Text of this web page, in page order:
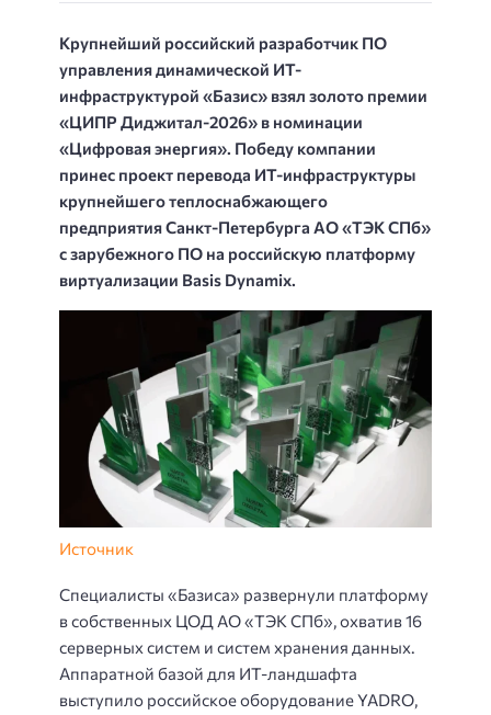
Крупнейший российский разработчик ПО
управления динамической ИТ-
инфраструктурой «Базис» взял золото премии
«ЦИПР Диджитал-2026» в номинации
«Цифровая энергия». Победу компании
принес проект перевода ИТ-инфраструктуры
крупнейшего теплоснабжающего
предприятия Санкт-Петербурга АО «ТЭК СПб»
с зарубежного ПО на российскую платформу
виртуализации Basis Dynamix.
Источник
Специалисты «Базиса» развернули платформу
в собственных ЦОД АО «ТЭК СПб», охватив 16
серверных систем и систем хранения данных.
Аппаратной базой для ИТ-ландшафта
выступило российское оборудование YADRO,